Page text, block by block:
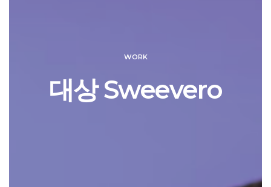
WORK
대상 Sweevero